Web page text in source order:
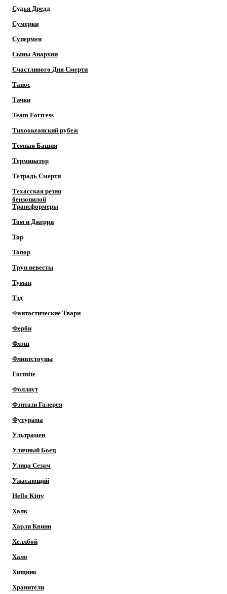
Судья Дредд
Сумерки
Супермен
Сыны Анархии
Счастливого Дня Смерти
Танос
Тачки
Team Fortress
Тихоокеанский рубеж
Темная Башня
Терминатор
Тетрадь Смерти
Техасская резня
бензопилой
Трансформеры
Том и Джерри
Тор
Топор
Труп невесты
Туман
Тэд
Фантастические Твари
Ферби
Флэш
Флинтстоуны
Fortnite
Фоллаут
Фэнтази Галерея
Футурама
Ультрамен
Уличный Боец
Улица Сезам
Ужасающий
Hello Kitty
Халк
Харли Квинн
Хеллбой
Хало
Хищник
Хранители